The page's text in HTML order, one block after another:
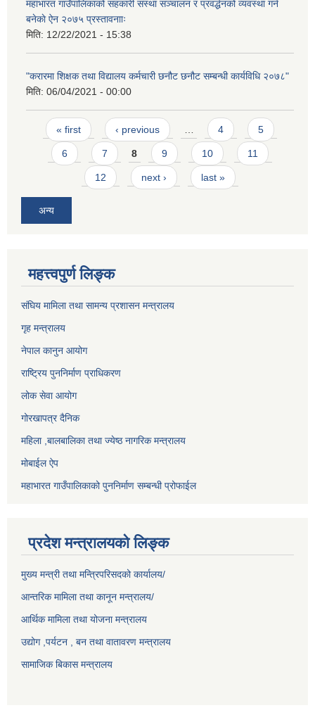
महाभारत गाउँपालिकाको सहकारी संस्था सञ्चालन र प्रवर्द्धनको व्यवस्था गर्न
बनेकाे ऐन २०७५ प्रस्तावनााः
मिति: 12/22/2021 - 15:38
"करारमा शिक्षक तथा विद्यालय कर्मचारी छनौट छनौट सम्बन्धी कार्यविधि २०७८"
मिति: 06/04/2021 - 00:00
Pages
« first ‹ previous 4 5
6 7 8 9 10 11
12 next › last »
अन्य
महत्त्वपुर्ण लिङ्क
संघिय मामिला तथा सामन्य प्रशासन मन्त्रालय
गृह मन्त्रालय
नेपाल कानुन आयोग
राष्ट्रिय पुननिर्माण प्राधिकरण
लोक सेवा आयोग
गोरखापत्र दैनिक
महिला ,बालबालिका तथा ज्येष्ठ नागरिक मन्त्रालय
मोबाईल ऐप
महाभारत गाउँपालिकाको पुननिर्माण सम्बन्धी प्रोफाईल
प्रदेश मन्त्रालयको लिङ्क
मुख्य मन्त्री तथा मन्त्रिपरिसदको कार्यालय/
आन्तरिक मामिला तथा कानून मन्त्रालय/
आर्थिक मामिला तथा योजना मन्त्रालय
उद्योग ,पर्यटन , बन तथा वातावरण मन्त्रालय
सामाजिक बिकास मन्त्रालय